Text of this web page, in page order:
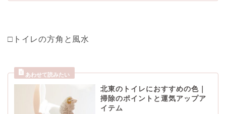
□トイレの方角と風水
北東のトイレにおすすめの色｜
掃除のポイントと運気アップア
イテム